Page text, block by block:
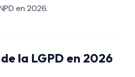
en 2026.
la LGPD en 2026